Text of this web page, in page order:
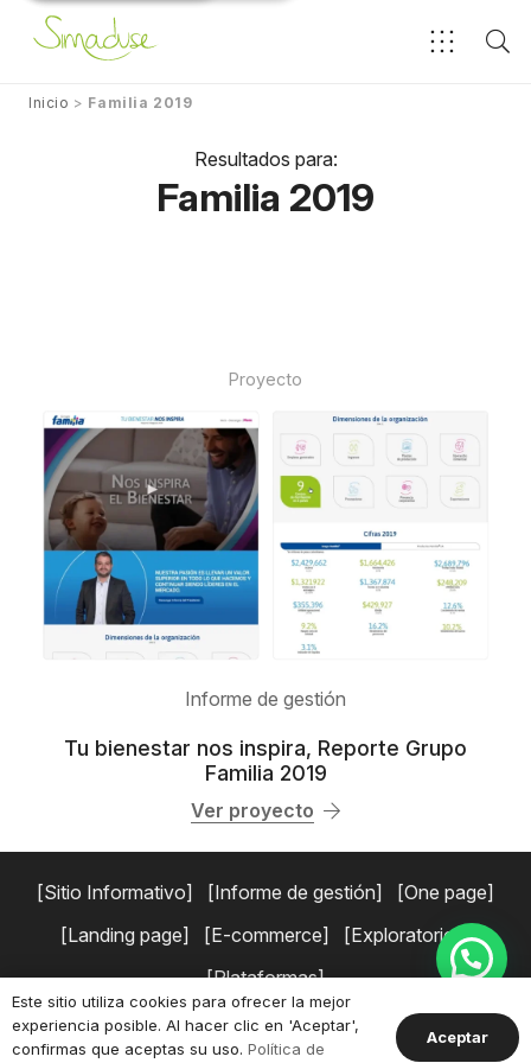
Inicio > Familia 2019
Resultados para:
Familia 2019
Proyecto
Informe de gestión
Tu bienestar nos inspira, Reporte Grupo
Familia 2019
Ver proyecto
Sitio Informativo Informe de gestión
One page
Landing page
E-commerce
Exploratorios
Plataformas
Copyright © 2026 Simaduse. Políticas de privacidad
Términos y
Este sitio utiliza cookies para ofrecer la mejor
experiencia posible. Al hacer clic en 'Aceptar',
confirmas que aceptas su uso. Política de
Aceptar